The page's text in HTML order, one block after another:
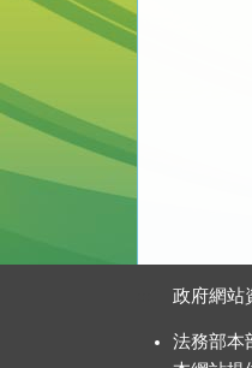
政府網站
法務部本